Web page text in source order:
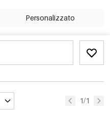
Personalizzato
1/1